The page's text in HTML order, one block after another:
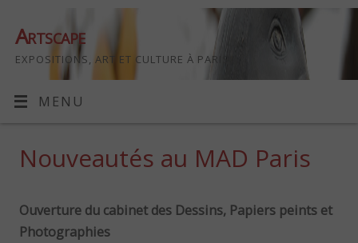
Artscape
EXPOSITIONS, ART ET CULTURE À PARIS
MENU
Nouveautés au MAD Paris
Ouverture du cabinet des Dessins, Papiers peints et
Photographies